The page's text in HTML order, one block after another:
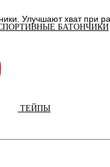
БАТОНЧИКИ
ТЕЙПЫ
Улучшают хват при